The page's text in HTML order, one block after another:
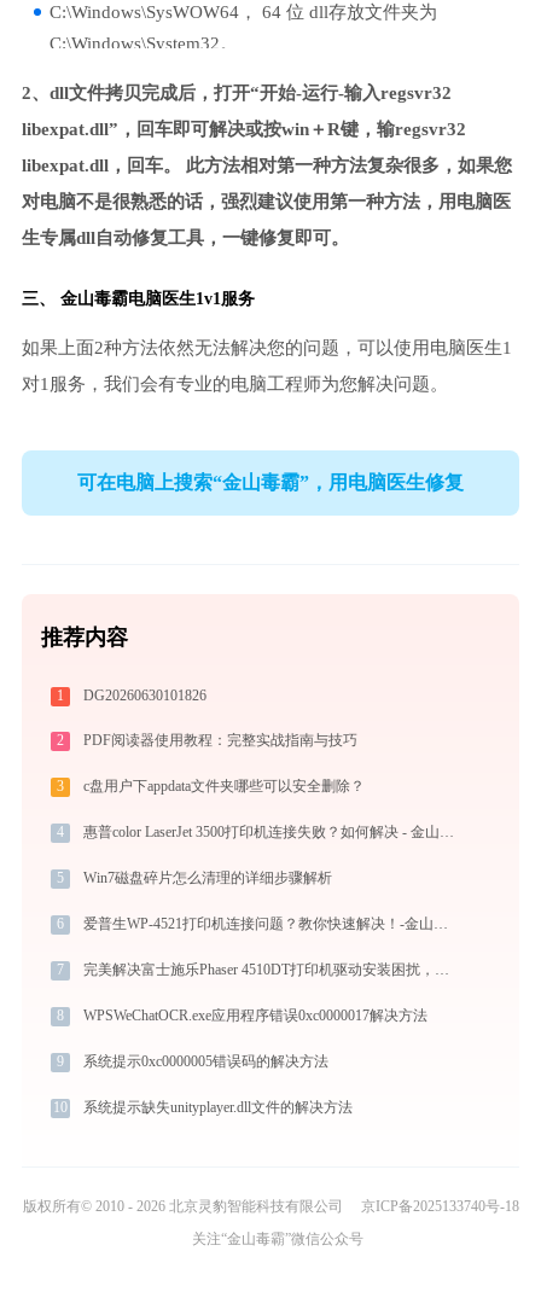
C:\Windows\SysWOW64， 64 位 dll存放文件夹为
C:\Windows\System32。
2、dll文件拷贝完成后，打开“开始-运行-输入regsvr32
libexpat.dll”，回车即可解决或按win＋R键，输regsvr32
libexpat.dll，回车。 此方法相对第一种方法复杂很多，如果您
对电脑不是很熟悉的话，强烈建议使用第一种方法，用电脑医
生专属dll自动修复工具，一键修复即可。
三、 金山毒霸电脑医生1v1服务
如果上面2种方法依然无法解决您的问题，可以使用电脑医生1
对1服务，我们会有专业的电脑工程师为您解决问题。
可在电脑上搜索“金山毒霸”，用电脑医生修复
推荐内容
1 DG20260630101826
2 PDF阅读器使用教程：完整实战指南与技巧
3 c盘用户下appdata文件夹哪些可以安全删除？
4 惠普color LaserJet 3500打印机连接失败？如何解决 - 金山毒霸
5 Win7磁盘碎片怎么清理的详细步骤解析
6 爱普生WP-4521打印机连接问题？教你快速解决！-金山毒霸
7 完美解决富士施乐Phaser 4510DT打印机驱动安装困扰，全面下载安装教程
8 WPSWeChatOCR.exe应用程序错误0xc0000017解决方法
9 系统提示0xc0000005错误码的解决方法
10 系统提示缺失unityplayer.dll文件的解决方法
版权所有© 2010 - 2026 北京灵豹智能科技有限公司
京ICP备2025133740号-18
关注“金山毒霸”微信公众号